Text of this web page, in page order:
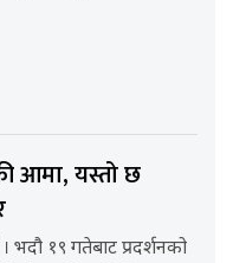
आमा, यस्तो छ
भदौ १९ गतेबाट प्रदर्शनको